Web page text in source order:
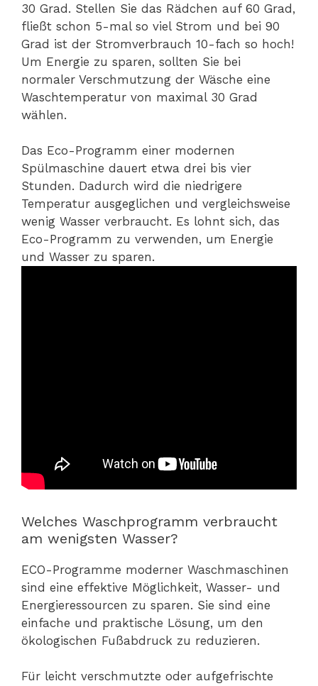
30 Grad. Stellen Sie das Rädchen auf 60 Grad,
fließt schon 5-mal so viel Strom und bei 90
Grad ist der Stromverbrauch 10-fach so hoch!
Um Energie zu sparen, sollten Sie bei
normaler Verschmutzung der Wäsche eine
Waschtemperatur von maximal 30 Grad
wählen.
Das Eco-Programm einer modernen
Spülmaschine dauert etwa drei bis vier
Stunden. Dadurch wird die niedrigere
Temperatur ausgeglichen und vergleichsweise
wenig Wasser verbraucht. Es lohnt sich, das
Eco-Programm zu verwenden, um Energie
und Wasser zu sparen.
Welches Waschprogramm verbraucht
am wenigsten Wasser?
ECO-Programme moderner Waschmaschinen
sind eine effektive Möglichkeit, Wasser- und
Energieressourcen zu sparen. Sie sind eine
einfache und praktische Lösung, um den
ökologischen Fußabdruck zu reduzieren.
Für leicht verschmutzte oder aufgefrischte